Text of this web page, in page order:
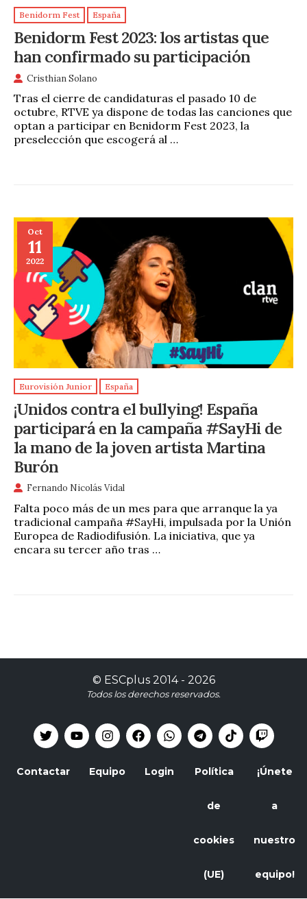
Benidorm Fest España
Benidorm Fest 2023: los artistas que
han confirmado su participación
Cristhian Solano
Tras el cierre de candidaturas el pasado 10 de
octubre, RTVE ya dispone de todas las canciones que
optan a participar en Benidorm Fest 2023, la
preselección que escogerá al …
Oct
11
2022
Eurovisión Junior España
¡Unidos contra el bullying! España
participará en la campaña #SayHi de
la mano de la joven artista Martina
Burón
Fernando Nicolás Vidal
Falta poco más de un mes para que arranque la ya
tradicional campaña #SayHi, impulsada por la Unión
Europea de Radiodifusión. La iniciativa, que ya
encara su tercer año tras …
© ESCplus2014 - 2026
Todos los derechos reservados.
Contactar Equipo Login Política
de
cookies
(UE)
¡Únete
a
nuestro
equipo!